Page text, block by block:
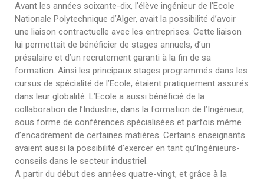
Avant les années soixante-dix, l’élève ingénieur de l’Ecole
Nationale Polytechnique d’Alger, avait la possibilité d’avoir
une liaison contractuelle avec les entreprises. Cette liaison
lui permettait de bénéficier de stages annuels, d’un
présalaire et d’un recrutement garanti à la fin de sa
formation. Ainsi les principaux stages programmés dans les
cursus de spécialité de l’Ecole, étaient pratiquement assurés
dans leur globalité. L’Ecole a aussi bénéficié de la
collaboration de l’Industrie, dans la formation de l’Ingénieur,
sous forme de conférences spécialisées et parfois même
d’encadrement de certaines matières. Certains enseignants
avaient aussi la possibilité d’exercer en tant qu’Ingénieurs-
conseils dans le secteur industriel.
A partir du début des années quatre-vingt, et grâce à la